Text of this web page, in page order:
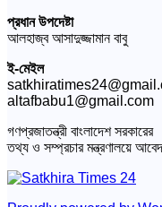
প্রধান উপদেষ্টা
আলহাজ্ব আসাদুজ্জামান বাবু
ই-মেইল
altafbabu1@gmail.com
গণপ্রজাতন্ত্রী বাংলাদেশ সরকারের
তথ্য ও সম্প্রচার মন্ত্রণালয়ে